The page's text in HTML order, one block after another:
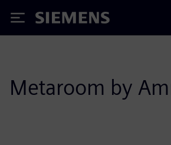
Siemens
Metaroom by